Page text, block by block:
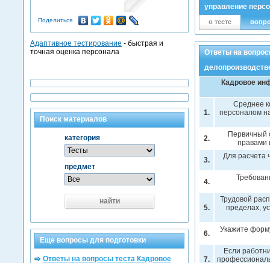
управление
о тесте
Ответы на
Кадровое
1.
Среднее
персоналом
2.
Первичный
правами
3. Для расчета
4.
5.
Трудовой
пределах,
6. Укажите
7.
Если
Поделиться
Адаптивное тестирование - быстрая и
точная оценка персонала
Поиск материалов
категория
предмет
найти
Еще вопросы для подготовки
Ответы на вопросы теста Кадровое